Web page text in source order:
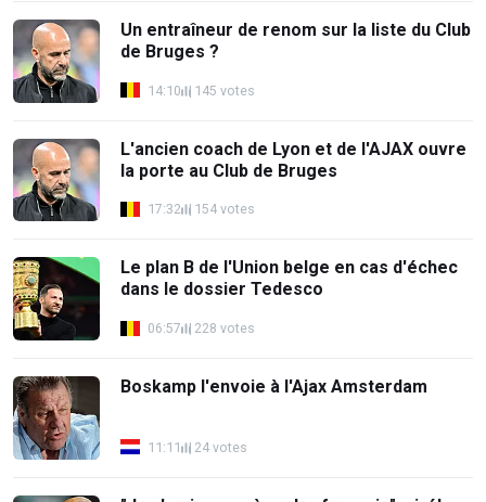
Un entraîneur de renom sur la liste du Club
de Bruges ?
14:10 145 votes
L'ancien coach de Lyon et de l'AJAX ouvre
la porte au Club de Bruges
17:32 154 votes
Le plan B de l'Union belge en cas d'échec
dans le dossier Tedesco
06:57 228 votes
Boskamp l'envoie à l'Ajax Amsterdam
11:11 24 votes